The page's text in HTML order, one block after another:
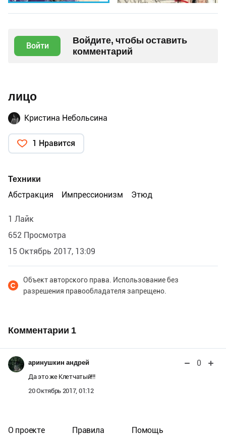
Войти
Войдите, чтобы оставить
комментарий
лицо
Кристина Небольсина
1 Нравится
Техники
Абстракция
Импрессионизм Этюд
1 Лайк
652 Просмотра
15 Октябрь 2017, 13:09
Объект авторского права. Использование без
разрешения правообладателя запрещено.
Комментарии 1
аринушкин андрей 0
Да это же Клетчатый!!!
20 Октябрь 2017, 01:12
О проекте Правила Помощь